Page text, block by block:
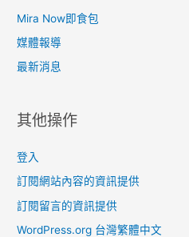
Mira Now即食包
媒體報導
最新消息
其他操作
登入
訂閱網站內容的資訊提供
訂閱留言的資訊提供
WordPress.org 台灣繁體中文